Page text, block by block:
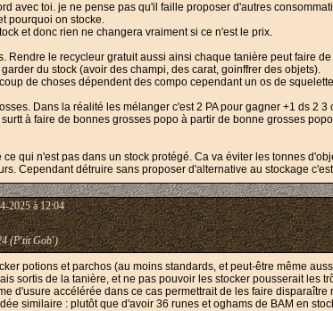
avec toi. je ne pense pas qu'il faille proposer d'autres
pourquoi on stocke.
et donc rien ne changera vraiment si ce n'est le prix.
Rendre le recycleur gratuit aussi ainsi chaque tanière peut faire
du stock (avoir des champi, des carat, goinffrer des objets).
de choses dépendent des compo cependant un os de
Dans la réalité les mélanger c'est 2 PA pour gagner +1 ds 2
à faire de bonnes grosses popo à partir de bonne grosses
qui n'est pas dans un stock protégé. Ca va éviter les tonnes
Cependant détruire sans proposer d'alternative au stockage
2025 à 12:04
(P'tit Gob')
potions et parchos (au moins standards, et peut-être même
sortis de la tanière, et ne pas pouvoir les stocker pousserait les
d'usure accélérée dans ce cas permettrait de les faire disparaître
similaire : plutôt que d'avoir 36 runes et oghams de BAM en